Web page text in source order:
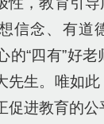
信念、有道
的“四有”好老
先生。唯如
进教育的公